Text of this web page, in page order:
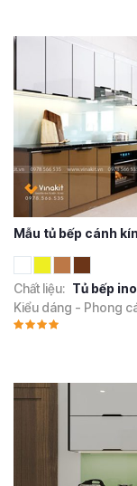
Mẫu tủ bếp cánh
Chất liệu: Tủ bếp
Kiểu dáng - Phong